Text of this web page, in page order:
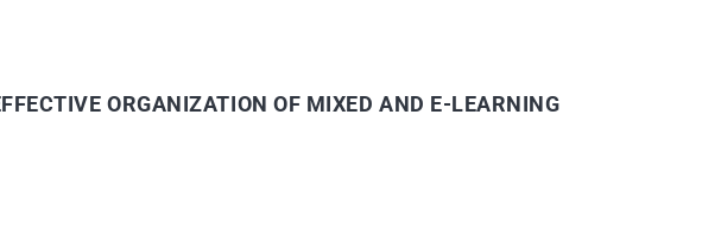
ORGANIZATION OF MIXED AND E-LEARNING